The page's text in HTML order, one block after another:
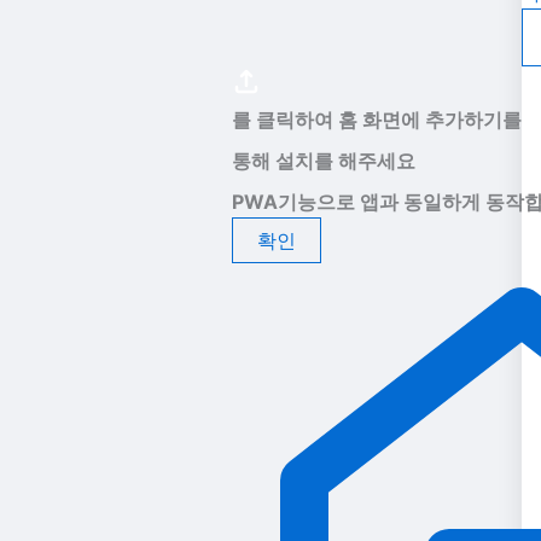
를 클릭하여 홈 화면에 추가하기를
통해 설치를 해주세요
PWA기능으로 앱과 동일하게 동작
확인